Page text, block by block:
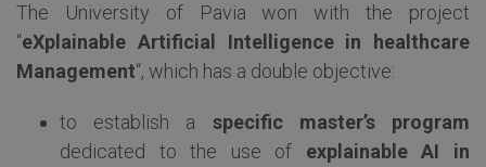
The University of Pavia won with the project
“eXplainable Artificial Intelligence in healthcare
Management“, which has a double objective:
to establish a specific master’s program
dedicated to the use of explainable AI in